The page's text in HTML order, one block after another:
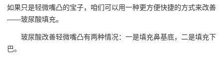
如果只是轻微嘴凸的宝子，咱们可以用一种更方便快捷的方式来改善
——玻尿酸填充。
玻尿酸改善轻微嘴凸有两种情况：一是填充鼻基底，二是填充下
巴。